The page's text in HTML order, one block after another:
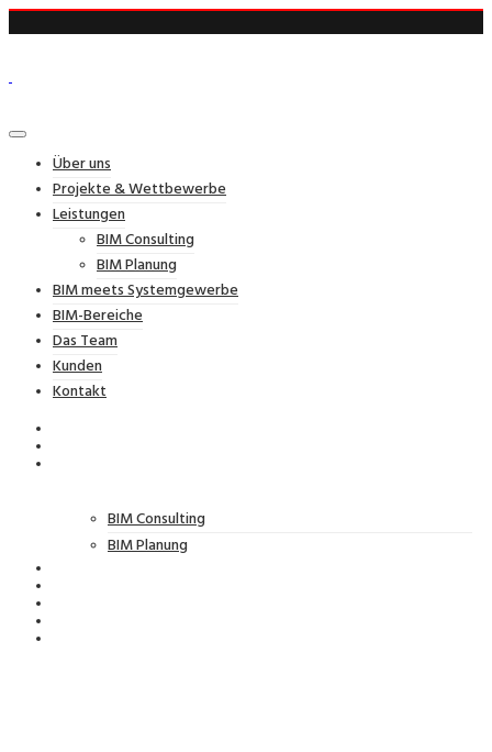
Über uns
Projekte & Wettbewerbe
Leistungen
BIM Consulting
BIM Planung
BIM meets Systemgewerbe
BIM-Bereiche
Das Team
Kunden
Kontakt
BIM Consulting
BIM Planung